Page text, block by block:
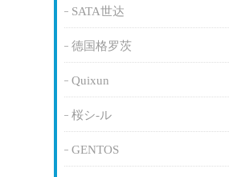
SATA世达
德国格罗茨
Quixun
桜シ-ル
GENTOS